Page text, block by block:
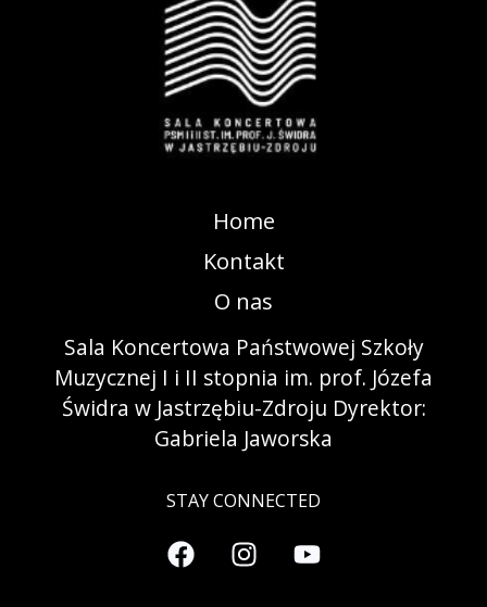
Home
Kontakt
O nas
Sala Koncertowa Państwowej Szkoły
Muzycznej I i II stopnia im. prof. Józefa
Świdra w Jastrzębiu-Zdroju Dyrektor:
Gabriela Jaworska
STAY CONNECTED